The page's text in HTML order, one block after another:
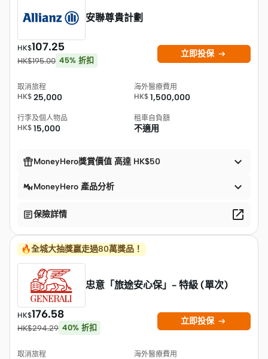
安聯尊貴計劃
HK$107.25
HK$195.00 45% 折扣
立即投保 
取消旅程
HK$ 25,000
海外醫療費用
HK$ 1,500,000
行李及個人物品
HK$ 15,000
租車自負額
不適用
MoneyHero獎賞價值 高達 HK$50 
MoneyHero 產品分析 
保險詳情 
🔥全城大抽獎贏走過80萬獎品！
忠意「旅途安心保」- 特級 (單次)
HK$176.58
HK$294.29 40% 折扣
立即投保 
取消旅程 海外醫療費用